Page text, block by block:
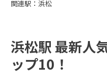
モバイルオーダー
関連駅：浜松
浜松駅 最新人
ップ10！